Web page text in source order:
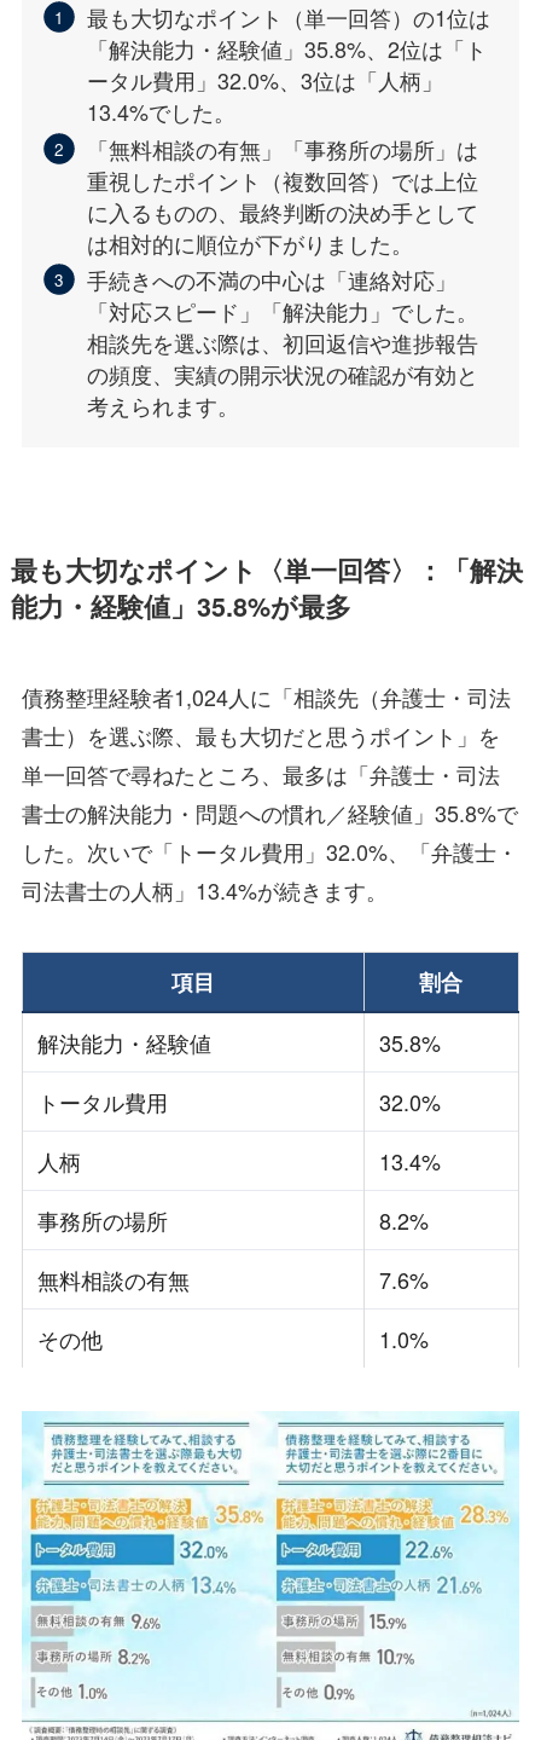
最も大切なポイント（単一回答）の1位は
「解決能力・経験値」35.8%、2位は「ト
ータル費用」32.0%、3位は「人柄」
13.4%でした。
「無料相談の有無」「事務所の場所」は
重視したポイント（複数回答）では上位
に入るものの、最終判断の決め手として
は相対的に順位が下がりました。
手続きへの不満の中心は「連絡対応」
「対応スピード」「解決能力」でした。
相談先を選ぶ際は、初回返信や進捗報告
の頻度、実績の開示状況の確認が有効と
考えられます。
最も大切なポイント〈単一回答〉：「解決
能力・経験値」35.8%が最多
債務整理経験者1,024人に「相談先（弁護士・司法
書士）を選ぶ際、最も大切だと思うポイント」を
単一回答で尋ねたところ、最多は「弁護士・司法
書士の解決能力・問題への慣れ／経験値」35.8%で
した。次いで「トータル費用」32.0%、「弁護士・
司法書士の人柄」13.4%が続きます。
項目
割合
解決能力・経験値
35.8%
トータル費用
32.0%
人柄
13.4%
事務所の場所
8.2%
無料相談の有無
7.6%
その他
1.0%